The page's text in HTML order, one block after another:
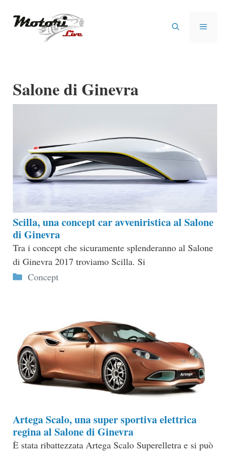
MENU
Salone di Ginevra
Scilla, una concept car avveniristica al Salone
di Ginevra
Tra i concept che sicuramente splenderanno al Salone
di Ginevra 2017 troviamo Scilla. Si
Categorie
Concept
Artega Scalo, una super sportiva elettrica
regina al Salone di Ginevra
È stata ribattezzata Artega Scalo Superelletra e si può